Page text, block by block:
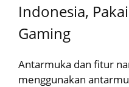
Indonesia,
Gaming
Antarmuka dan fitur
menggunakan